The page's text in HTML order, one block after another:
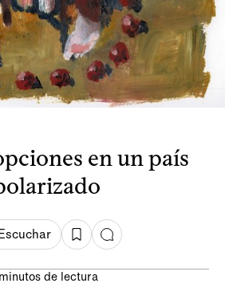
en un país
de lectura